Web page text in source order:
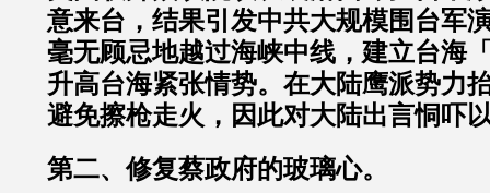
意来台，结果引发中共大规模围台军
毫无顾忌地越过海峡中线，建立台海
升高台海紧张情势。在大陆鹰派势力
避免擦枪走火，因此对大陆出言恫吓
第二、修复蔡政府的玻璃心。